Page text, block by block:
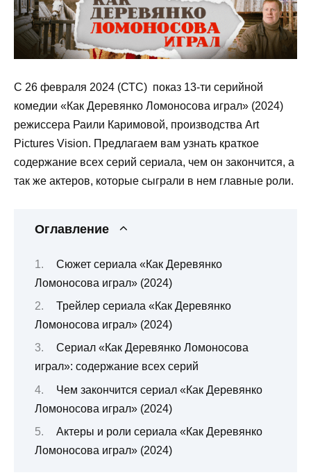
С 26 февраля 2024 (СТС) показ 13-ти серийной
комедии «Как Деревянко Ломоносова играл» (2024)
режиссера Раили Каримовой, производства Art
Pictures Vision. Предлагаем вам узнать краткое
содержание всех серий сериала, чем он закончится, а
так же актеров, которые сыграли в нем главные роли.
Оглавление
Сюжет сериала «Как Деревянко
Ломоносова играл» (2024)
Трейлер сериала «Как Деревянко
Ломоносова играл» (2024)
Сериал «Как Деревянко Ломоносова
играл»: содержание всех серий
Чем закончится сериал «Как Деревянко
Ломоносова играл» (2024)
Актеры и роли сериала «Как Деревянко
Ломоносова играл» (2024)